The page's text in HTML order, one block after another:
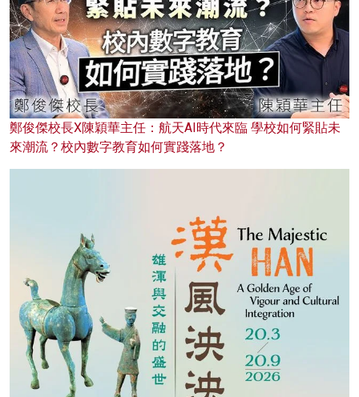
鄭俊傑校長X陳穎華主任：航天AI時代來臨 學校如何緊貼未
來潮流？校內數字教育如何實踐落地？